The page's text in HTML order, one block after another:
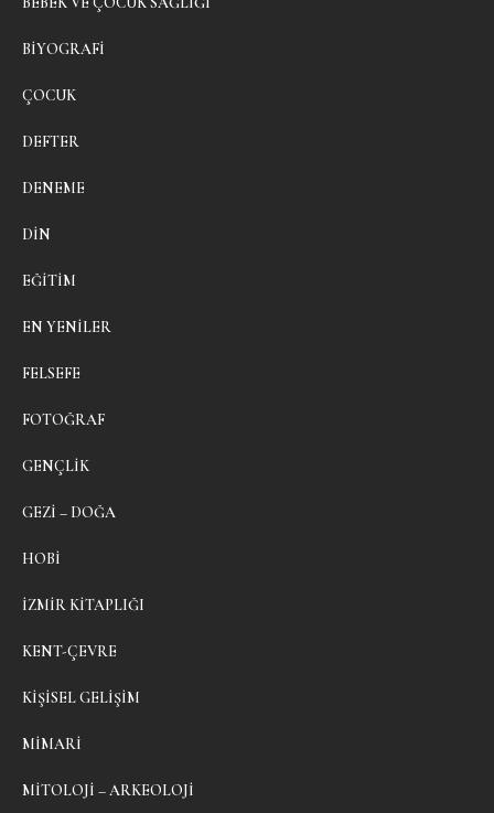
BIYOGRAFI
ÇOCUK
DEFTER
DENEME
DIN
EĞITIM
EN YENILER
FELSEFE
FOTOĞRAF
GENÇLIK
GEZI – DOĞA
HOBI
İZMIR KITAPLIĞI
KENT-ÇEVRE
KIŞISEL GELIŞIM
MIMARI
MITOLOJI – ARKEOLOJI